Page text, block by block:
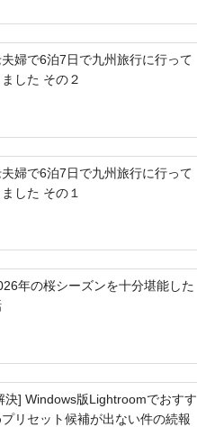
婦で6泊7日で九州旅行に行って
した その２
婦で6泊7日で九州旅行に行って
した その１
年の桜シーズンを十分堪能した
決] Windows版Lightroomでおすす
リセット候補が出ない件の続報